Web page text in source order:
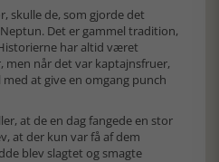
skulle de, som gjorde det
Det er gammel tradition,
har altid været
men når det var kaptajnsfruer,
at give en omgang punch
at de en dag fangede en stor
at der kun var få af dem
blev slagtet og smagte